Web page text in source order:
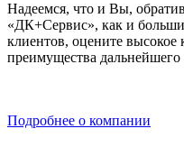
Надеемся, что и Вы,
«ДК+Сервис», как и
клиентов, оцените высокое
преимущества дальнейшего
Подробнее о компании